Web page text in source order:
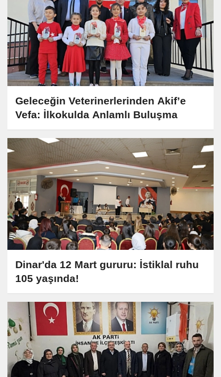
Geleceğin Veterinerlerinden Akif’e
Vefa: İlkokulda Anlamlı Buluşma
Dinar'da 12 Mart gururu: İstiklal ruhu
105 yaşında!